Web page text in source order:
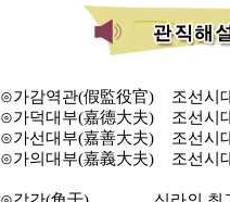
⊙가감역관(假監役官) 조선시
⊙가덕대부(嘉德大夫) 조선시
⊙가선대부(嘉善大夫) 조선시
⊙가의대부(嘉義大夫) 조선시